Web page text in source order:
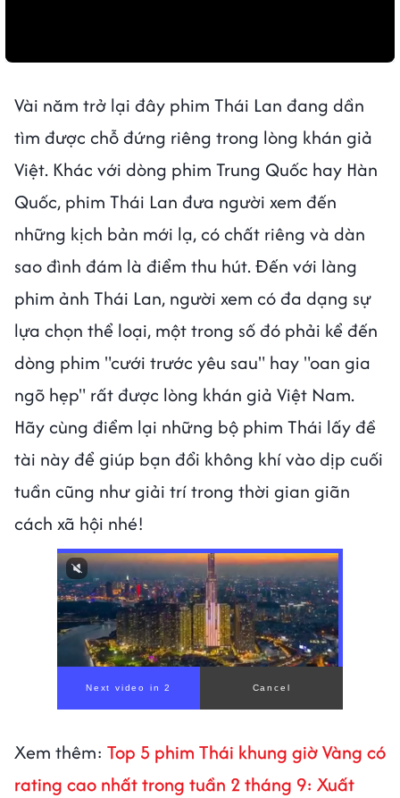
Vài năm trở lại đây phim Thái Lan đang dần
tìm được chỗ đứng riêng trong lòng khán giả
Việt. Khác với dòng phim Trung Quốc hay Hàn
Quốc, phim Thái Lan đưa người xem đến
những kịch bản mới lạ, có chất riêng và dàn
sao đình đám là điểm thu hút. Đến với làng
phim ảnh Thái Lan, người xem có đa dạng sự
lựa chọn thể loại, một trong số đó phải kể đến
dòng phim "cưới trước yêu sau" hay "oan gia
ngõ hẹp" rất được lòng khán giả Việt Nam.
Hãy cùng điểm lại những bộ phim Thái lấy đề
tài này để giúp bạn đổi không khí vào dịp cuối
tuần cũng như giải trí trong thời gian giãn
cách xã hội nhé!
Xem thêm: Top 5 phim Thái khung giờ Vàng có
rating cao nhất trong tuần 2 tháng 9: Xuất